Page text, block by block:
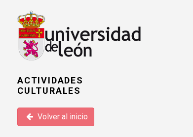
ACTIVIDADES
CULTURALES
Volver al inicio